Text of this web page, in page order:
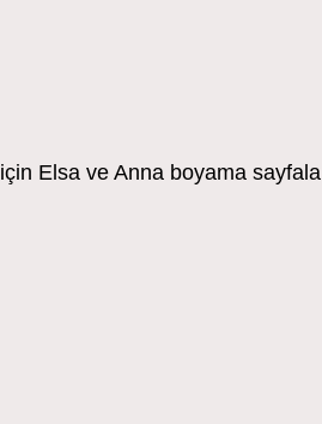
Elsa ve Anna boyama